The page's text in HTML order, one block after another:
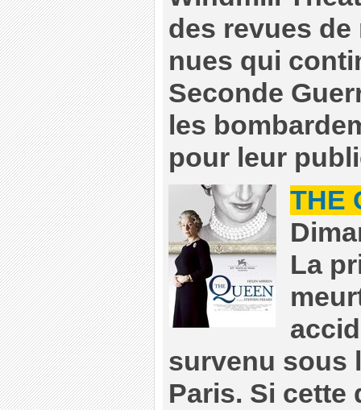
des revues
nues qui
Seconde
les
pour leur
THE
La
survenu sous
Paris. Si cette